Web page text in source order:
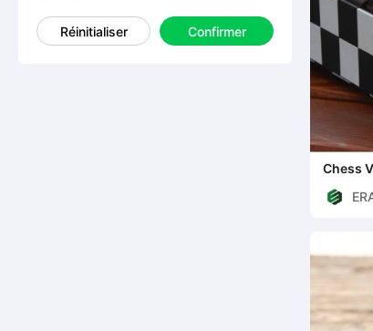
Réinitialiser Confirmer
Chess